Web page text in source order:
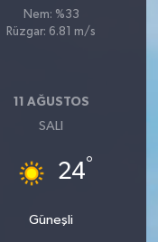
Nem: %33
Rüzgar: 6.81 m/s
11 AĞUSTOS
SALI
24°
Güneşli